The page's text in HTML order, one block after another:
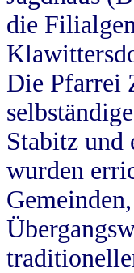
die
Die Pfarrei
Stabitz
wurden